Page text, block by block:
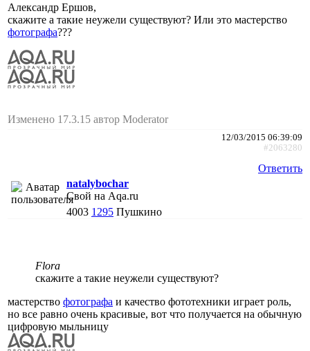
Александр Ершов,
скажите а такие неужели существуют? Или это мастерство
фотографа???
Изменено 17.3.15 автор Moderator
12/03/2015 06:39:09
#2063280
Ответить
natalybochar
Свой на Aqa.ru
4003 1295 Пушкино
Flora
скажите а такие неужели существуют?
мастерство фотографа и качество фототехники играет роль,
но все равно очень красивые, вот что получается на обычную
цифровую мыльницу